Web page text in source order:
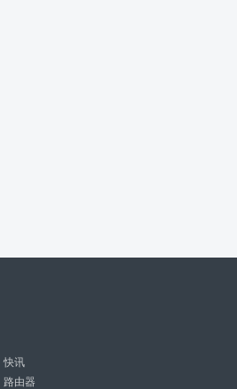
快讯
路由器